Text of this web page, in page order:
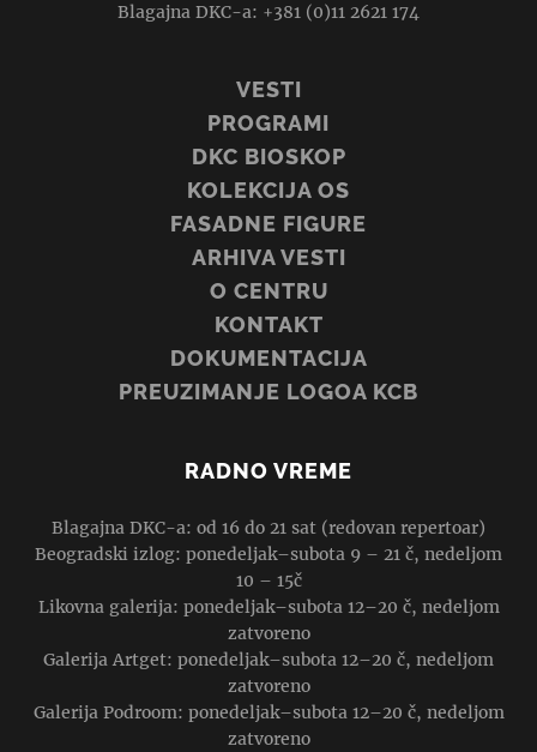
Blagajna DKC-a: +381 (0)11 2621 174
VESTI
PROGRAMI
DKC BIOSKOP
KOLEKCIJA OS
FASADNE FIGURE
ARHIVA VESTI
O CENTRU
KONTAKT
DOKUMENTACIJA
PREUZIMANJE LOGOA KCB
RADNO VREME
Blagajna DKC-a: od 16 do 21 sat (redovan repertoar)
Beogradski izlog: ponedeljak–subota 9 – 21 č, nedeljom
10 – 15č
Likovna galerija: ponedeljak–subota 12–20 č, nedeljom
zatvoreno
Galerija Artget: ponedeljak–subota 12–20 č, nedeljom
zatvoreno
Galerija Podroom: ponedeljak–subota 12–20 č, nedeljom
zatvoreno